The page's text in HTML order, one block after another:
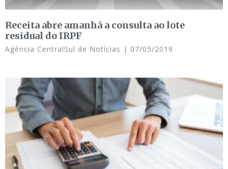
Receita abre amanhã a consulta ao lote
residual do IRPF
Agência CentralSul de Notícias 07/05/2019